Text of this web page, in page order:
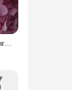
Boucles d'oreilles et bougies parfumées Anna hortensia, fleur sèche préservée, matériel de bricolage pour Gutta Percha, décoration de maison en résine